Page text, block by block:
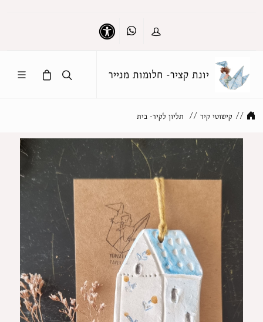
כניסה Whatsapp
יונת קציר- חלומות מנייר
// קישוטי קיר // תליון לקיר- בית